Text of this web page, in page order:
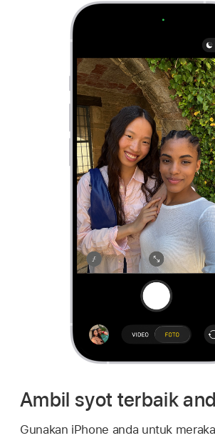
Ambil syot terbaik
Gunakan iPhone anda untuk